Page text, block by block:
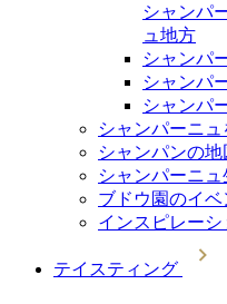
シャンパ
ュ地方
シャンパ
シャンパ
シャンパ
シャンパーニ
シャンパンの地
シャンパーニュ
ブドウ園のイベ
インスピレーシ
テイスティング